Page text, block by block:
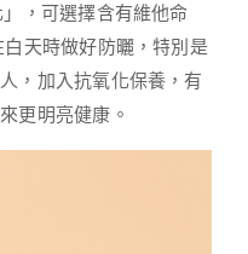
，可選擇含有維他命
天時做好防曬，特別是
，加入抗氧化保養，有
更明亮健康。